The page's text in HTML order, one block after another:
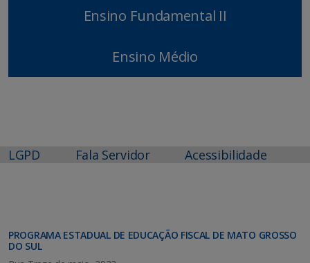
Ensino Fundamental II
Ensino Médio
LGPD Fala Servidor Acessibilidade
PROGRAMA ESTADUAL DE EDUCAÇÃO FISCAL DE MATO GROSSO
DO SUL